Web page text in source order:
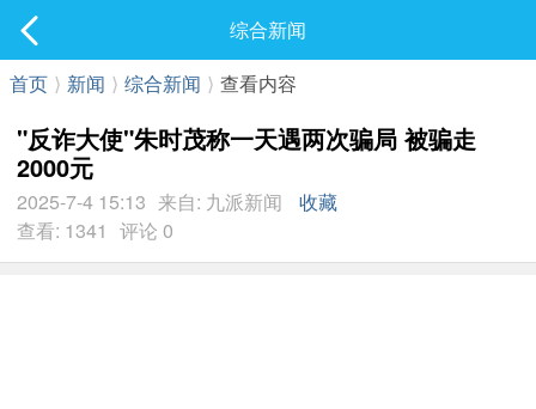
最新发表
综合新闻
首页 ⟩ 新闻 ⟩ 综合新闻 ⟩ 查看内容
"反诈大使"朱时茂称一天遇两次骗局 被骗走
2000元
2025-7-4 15:13 来自: 九派新闻
收藏
查看: 1341 评论 0